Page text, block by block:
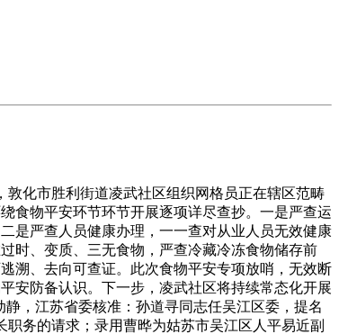
化市胜利街道凌武社区组织网格员正在辖区范畴
食物平安环节环节开展逐项详尽查抄。一是严查运
是严查人员健康办理，一一查对从业人员无效健康
时、变质、三无食物，严查冷藏冷冻食物储存前
溯、去向可查证。此次食物平安专项放哨，无效断
安防备认识。下一步，凌武社区将持续常态化开展
，江苏省委核准：孙道寻同志任吴江区委，提名
务的请求；录用曹晔为姑苏市吴江区人平易近副